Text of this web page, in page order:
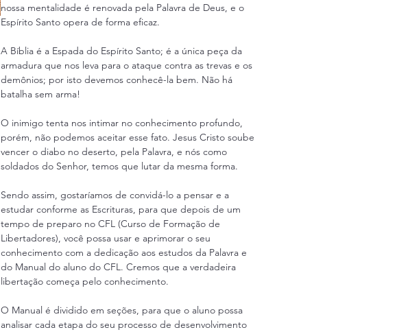
nossa mentalidade é renovada pela Palavra de Deus, e o
Espírito Santo opera de forma eficaz.
A Bíblia é a Espada do Espírito Santo; é a única peça da
armadura que nos leva para o ataque contra as trevas e os
demônios; por isto devemos conhecê-la bem. Não há
batalha sem arma!
O inimigo tenta nos intimar no conhecimento profundo,
porém, não podemos aceitar esse fato. Jesus Cristo soube
vencer o diabo no deserto, pela Palavra, e nós como
soldados do Senhor, temos que lutar da mesma forma.
Sendo assim, gostaríamos de convidá-lo a pensar e a
estudar conforme as Escrituras, para que depois de um
tempo de preparo no CFL (Curso de Formação de
Libertadores), você possa usar e aprimorar o seu
conhecimento com a dedicação aos estudos da Palavra e
do Manual do aluno do CFL. Cremos que a verdadeira
libertação começa pelo conhecimento.
O Manual é dividido em seções, para que o aluno possa
analisar cada etapa do seu processo de desenvolvimento